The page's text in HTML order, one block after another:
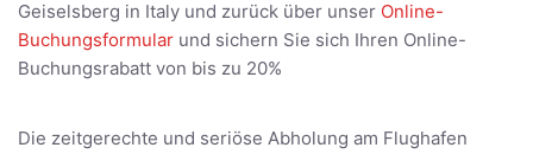
Geiselsberg in Italy und zurück über unser Online-
Buchungsformular und sichern Sie sich Ihren Online-
Buchungsrabatt von bis zu 20%
Die zeitgerechte und seriöse Abholung am Flughafen